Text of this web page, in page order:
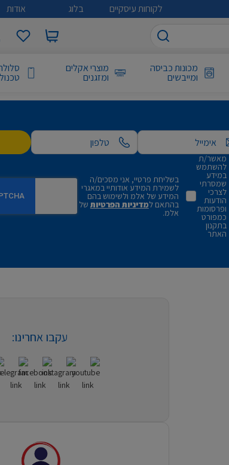
לקוחות עיסקיים בלוג אודות
מכונות כביסה
ומייבשים
מוצרי אקלים
ומזגנים
מאשר/ת
להשתמש
במידע
שמסרתי
לצרכי
הודעות
ופרסומות
כמפורט
בתקנון
האתר
בשליחת פרטיי, אני מסכים/ה
לשמירת המידע אודותיי במאגרי
המידע של אלמ ולשימוש בהם
בהתאם למדיניות הפרטיות של
אלמ.
עקבו אחרינו: